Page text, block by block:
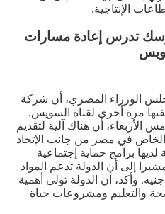
الإنتاجية.
تدرس إعادة مسارات
الوزراء المصري، أن شركة
مرة أخرى لقناة السويس.
أن هناك آلية لتقديم
في مصر من جانب الإتحاد
لديها برامج حماية إجتماعية
إلى أن الدولة تدعم المواد
في الموازنة بـ 75 مليار جنيه. وأكد، أن الدولة تولي أهمية
والتعليم ومشروعات حياة